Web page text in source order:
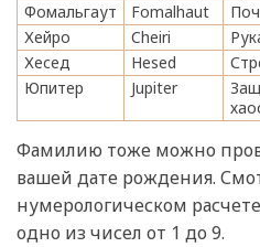
Фомальгаут
Fomalhaut
Хейро
Cheiri
Хесед
Hesed
Юпитер
Jupiter
Фамилию тоже можно
вашей дате рождения.
нумерологическом
одно из чисел от 1 до 9.